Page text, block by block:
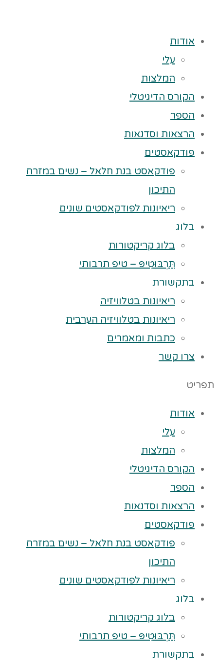
אודות
עלי
המלצות
הקורס הדיגיטלי
הספר
הרצאות וסדנאות
פודקאסטים
פודקאסט בנת חלאל – נשים במזרח
התיכון
ריאיונות לפודקאסטים שונים
בלוג
בלוג קריקטורות
תַּרְבּוּטִיפּ – טיפ תרבותי
בתקשורת
ריאיונות בטלוויזיה
ריאיונות בטלוויזיה הערבית
כתבות ומאמרים
צרו קשר
תפריט
אודות
עלי
המלצות
הקורס הדיגיטלי
הספר
הרצאות וסדנאות
פודקאסטים
פודקאסט בנת חלאל – נשים במזרח
התיכון
ריאיונות לפודקאסטים שונים
בלוג
בלוג קריקטורות
תַּרְבּוּטִיפּ – טיפ תרבותי
בתקשורת